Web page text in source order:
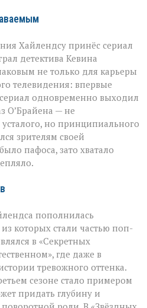
Хайлендсу принёс сериал
детектива Кевина
не только для карьеры
телевидения: впервые
одновременно выходил
О’Брайена — не
усталого, но принципиального
зрителям своей
пафоса, зато хватало
пополнилась
которых стали частью поп-
в «Секретных
где даже в
тревожного оттенка.
сезоне стало примером
придать глубину и